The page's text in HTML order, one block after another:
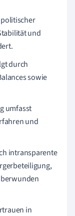
und
durch
sowie
umfasst
und
intransparente
in